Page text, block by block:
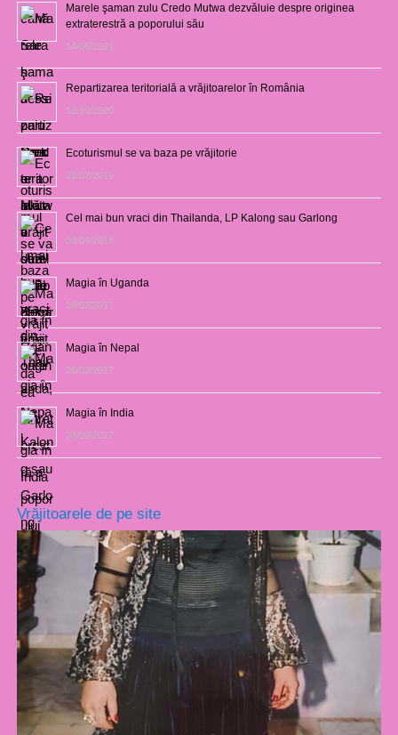
Marele şaman zulu Credo Mutwa dezvăluie despre originea
extraterestră a poporului său
14/06/2021
Repartizarea teritorială a vrăjitoarelor în România
12/10/2020
Ecoturismul se va baza pe vrăjitorie
01/02/2019
Cel mai bun vraci din Thailanda, LP Kalong sau Garlong
03/04/2018
Magia în Uganda
28/02/2017
Magia în Nepal
26/02/2017
Magia în India
23/02/2017
Vrăjitoarele de pe site